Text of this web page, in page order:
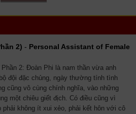
2) - Personal Assistant of Female
2: Đoàn Phi là nam thần vừa anh
đội đặc chủng, ngày thường tính tình
cũng vô cùng chính nghĩa, vào những
một chiêu giết địch. Có điều cũng vì
phải không ít xui xẻo, phải kết hôn với cô